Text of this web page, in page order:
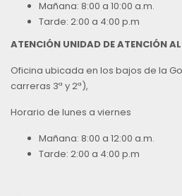
Mañana: 8:00 a 10:00 a.m.
Tarde: 2:00 a 4:00 p.m
ATENCIÓN UNIDAD DE ATENCIÓN
Oficina ubicada en los bajos de la
carreras 3ª y 2ª),
Horario de lunes a viernes
Mañana: 8:00 a 12:00 a.m.
Tarde: 2:00 a 4:00 p.m